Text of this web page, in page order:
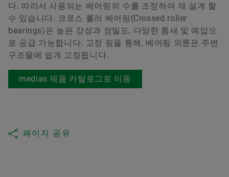
다. 따라서 사용되는 베어링의 수를 조정하여 재 설계 할
수 있습니다. 크로스 롤러 베어링(Crossed roller
bearings)은 높은 강성과 정밀도, 다양한 틈새 및 예압으
로 공급 가능합니다. 고정 링을 통해, 베어링 외륜은 주변
구조물에 쉽게 고정됩니다.
medias 제품 카탈로그로 이동
페이지 공유